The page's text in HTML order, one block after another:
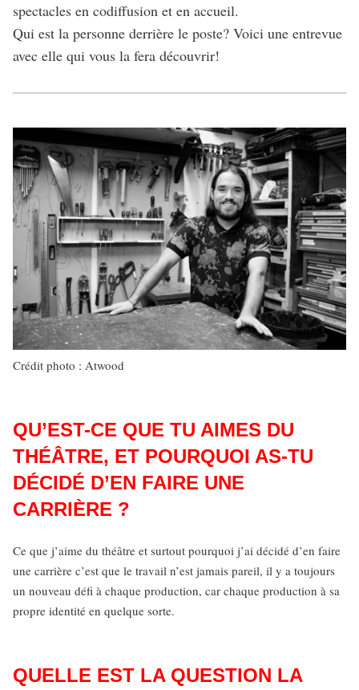
spectacles en codiffusion et en accueil.
Qui est la personne derrière le poste? Voici une entrevue
avec elle qui vous la fera découvrir!
Crédit photo : Atwood
QU’EST-CE QUE TU AIMES DU
THÉÂTRE, ET POURQUOI AS-TU
DÉCIDÉ D’EN FAIRE UNE
CARRIÈRE ?
Ce que j’aime du théâtre et surtout pourquoi j’ai décidé d’en faire
une carrière c’est que le travail n’est jamais pareil, il y a toujours
un nouveau défi à chaque production, car chaque production à sa
propre identité en quelque sorte.
QUELLE EST LA QUESTION LA